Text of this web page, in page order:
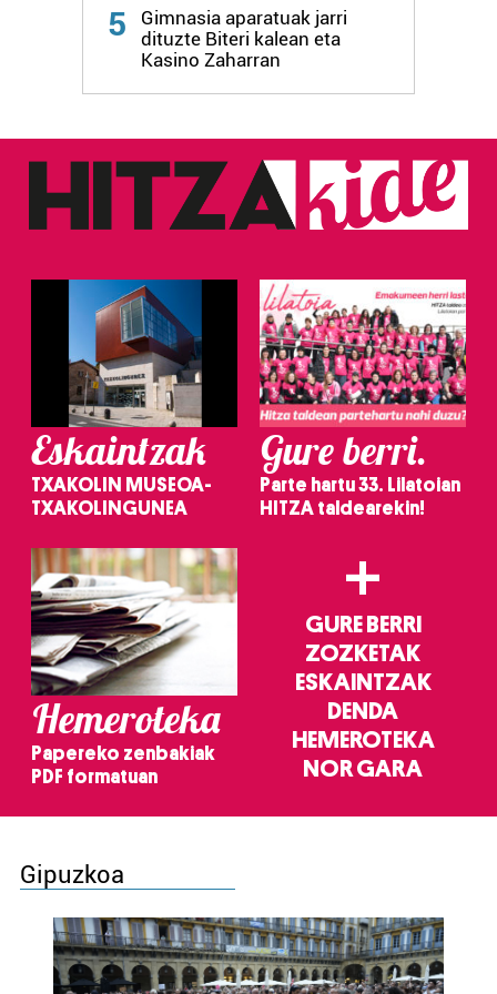
fitxategiak erabiltzen ditu. Zure esperientzia eta
zerbitzuak hobetzeko asmoz, cookie teknologiaz
irakurri
5
Gimnasia aparatuak jarri
dituzte Biteri kalean eta
Kasino Zaharran
Eskaintzak
TXAKOLIN MUSEOA-
TXAKOLINGUNEA
Gure berri.
Parte hartu 33. Lilatoian
HITZA taldearekin!
Hemeroteka
Papereko zenbakiak
PDF formatuan
+
GURE BERRI
ZOZKETAK
ESKAINTZAK
DENDA
HEMEROTEKA
NOR GARA
Gipuzkoa